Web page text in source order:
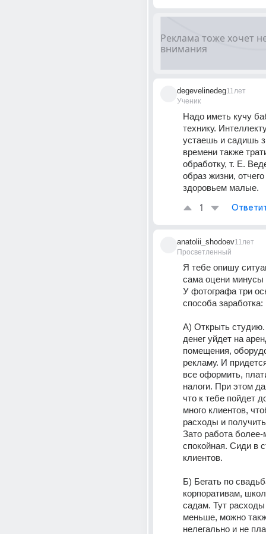
degevelinedeg
Ученик
11лет
Надо иметь кучу
технику.
устаешь и садишь
времени также
обработку, т. Е.
образ жизни,
здоровьем малые.
1
anatolii_shodoev
Просветленный
11лет
Я тебе опишу
сама оцени
У фотографа три
способа заработка:
А) Открыть студию.
денег уйдет на
помещения,
рекламу. И
все оформить,
налоги. При этом
что к тебе пойдет
много клиентов,
расходы и
Зато работа более-
спокойная. Сиди в
клиентов.
Б) Бегать по
корпоративам,
садам. Тут
меньше, можно
нелегально и не